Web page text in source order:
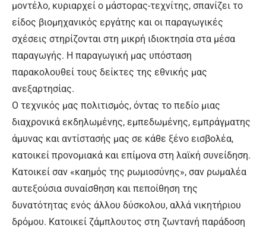
μοντέλο, κυριαρχεί ο μάστορας-τεχνίτης, σπανίζει το
είδος βιομηχανικός εργάτης και οι παραγωγικές
σχέσεις στηρίζονται στη μικρή ιδιοκτησία στα μέσα
παραγωγής. Η παραγωγική μας υπόσταση
παρακολουθεί τους δείκτες της εθνικής μας
ανεξαρτησίας.
Ο τεχνικός μας πολιτισμός, όντας το πεδίο μιας
διαχρονικά εκδηλωμένης, εμπεδωμένης, εμπράγματης
άμυνας και αντίστασής μας σε κάθε ξένο εισβολέα,
κατοικεί προνομιακά και επίμονα στη λαϊκή συνείδηση.
Κατοικεί σαν «καημός της ρωμιοσύνης», σαν ρωμαλέα
αυτεξούσια συναίσθηση και πεποίθηση της
δυνατότητας ενός άλλου δύσκολου, αλλά νικητήριου
δρόμου. Κατοικεί ζάμπλουτος στη ζωντανή παράδοση